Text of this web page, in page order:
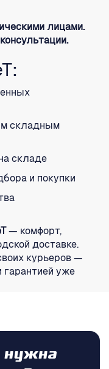
лицами.
складным
складе
и покупки
— комфорт,
доставке.
курьеров —
гарантией уже
нужна